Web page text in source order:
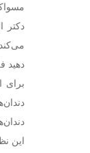
دکتر
دهید
برای
این